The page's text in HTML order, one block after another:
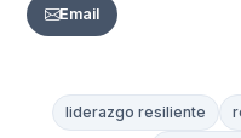
Email
liderazgo resiliente